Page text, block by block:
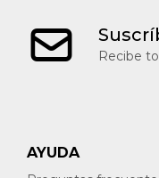
Recibe
AYUDA